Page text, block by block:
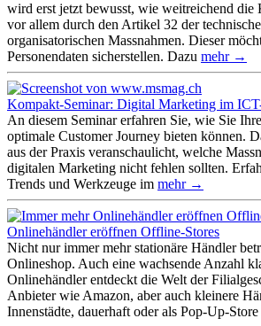
wird erst jetzt bewusst, wie weitreichend die
vor allem durch den Artikel 32 der
organisatorischen Massnahmen. Dieser
Personendaten sicherstellen. Dazu mehr →
Kompakt-Seminar: Digital Marketing im
An diesem Seminar erfahren Sie, wie Sie
optimale Customer Journey bieten können.
aus der Praxis veranschaulicht, welche
digitalen Marketing nicht fehlen sollten.
Trends und Werkzeuge im mehr →
Onlinehändler eröffnen Offline-Stores
Nicht nur immer mehr stationäre Händler
Onlineshop. Auch eine wachsende Anzahl
Onlinehändler entdeckt die Welt der
Anbieter wie Amazon, aber auch kleinere
Innenstädte, dauerhaft oder als Pop-Up-Store